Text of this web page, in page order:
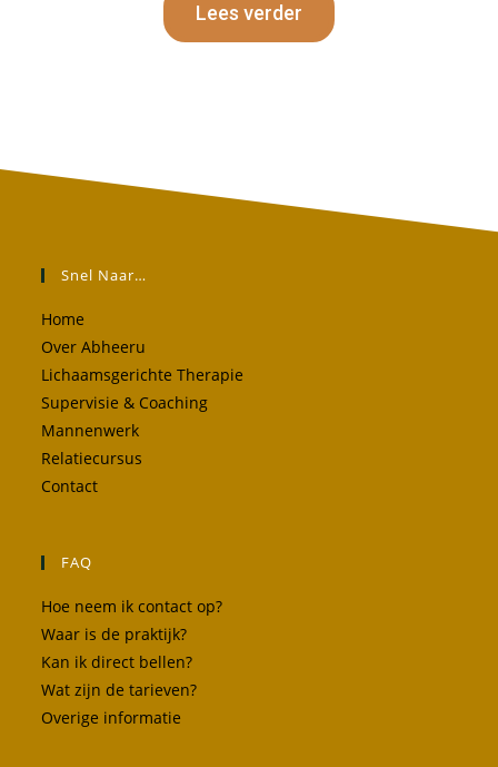
Lees verder
Snel Naar…
Home
Over Abheeru
Lichaamsgerichte Therapie
Supervisie & Coaching
Mannenwerk
Relatiecursus
Contact
FAQ
Hoe neem ik contact op?
Waar is de praktijk?
Kan ik direct bellen?
Wat zijn de tarieven?
Overige informatie